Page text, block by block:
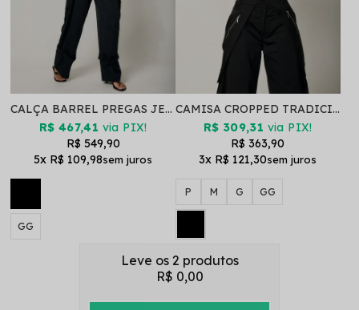
CALÇA BARREL PREGAS JENNY PRETO
R$ 467,41 via PIX!
R$ 549,90
5x R$ 109,98
GG
CAMISA CROPPED TRADICIONAL LYA PRETO
R$ 309,31 via PIX!
R$ 363,90
3x R$ 121,30
P M G GG
Leve os 2 produtos
R$ 0,00